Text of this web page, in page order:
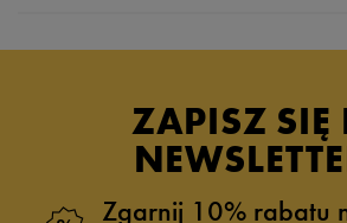
4.8
zebranych i zweryfikowanych
ZAPISZ SIĘ
Zgarnij 10% rabatu